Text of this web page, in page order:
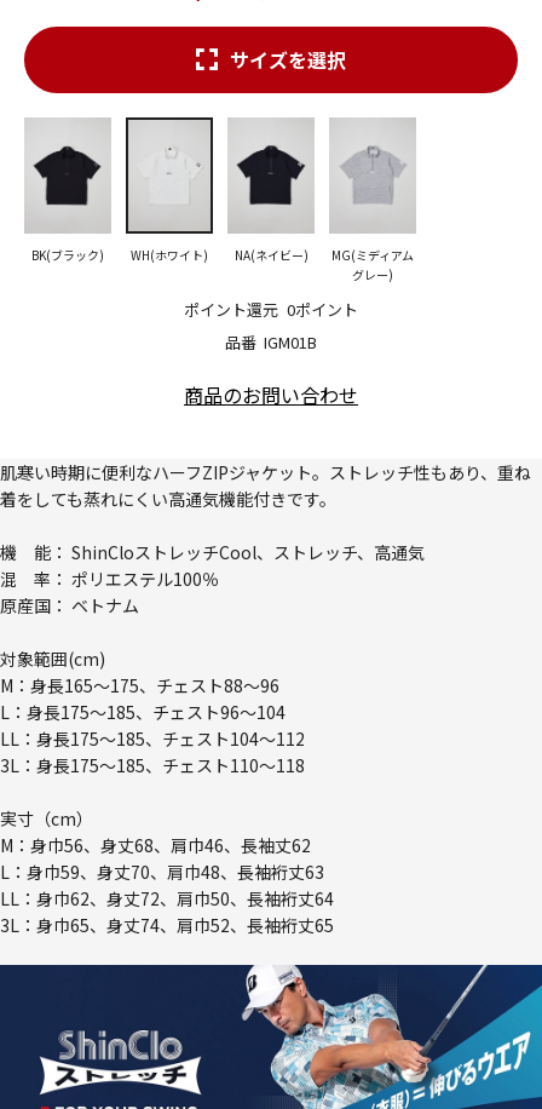
品番 IGM01B
ポイント還元 0ポイント
サイズを選択
BK(ブラック) WH(ホワイト) NA(ネイビー)
MG(ミディアム
グレー)
商品のお問い合わせ
肌寒い時期に便利なハーフZIPジャケット。ストレッチ性もあり、重ね
着をしても蒸れにくい高通気機能付きです。
機 能： ShinCloストレッチCool、ストレッチ、高通気
混 率： ポリエステル100％
原産国： ベトナム
対象範囲(cm)
M：身長165～175、チェスト88～96
L：身長175～185、チェスト96～104
LL：身長175～185、チェスト104～112
3L：身長175～185、チェスト110～118
実寸（cm）
M：身巾56、身丈68、肩巾46、長袖丈62
L：身巾59、身丈70、肩巾48、長袖裄丈63
LL：身巾62、身丈72、肩巾50、長袖裄丈64
3L：身巾65、身丈74、肩巾52、長袖裄丈65